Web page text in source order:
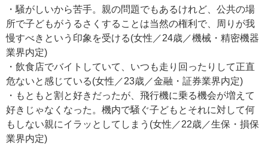
・騒がしいから苦手。親の問題でもあるけれど、公共の場
所で子どもがうるさくすることは当然の権利で、周りが我
慢すべきという印象を受ける(女性／24歳／機械・精密機器
業界内定)
・飲食店でバイトしていて、いつも走り回ったりして正直
危ないと感じている(女性／23歳／金融・証券業界内定)
・もともと割と好きだったが、飛行機に乗る機会が増えて
好きじゃなくなった。機内で騒ぐ子どもとそれに対して何
もしない親にイラッとしてしまう(女性／22歳／生保・損保
業界内定)